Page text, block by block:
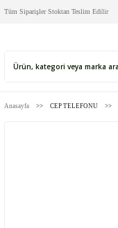
Tüm Siparişler Stoktan Teslim Edilir
Anasayfa CEP TELEFONU